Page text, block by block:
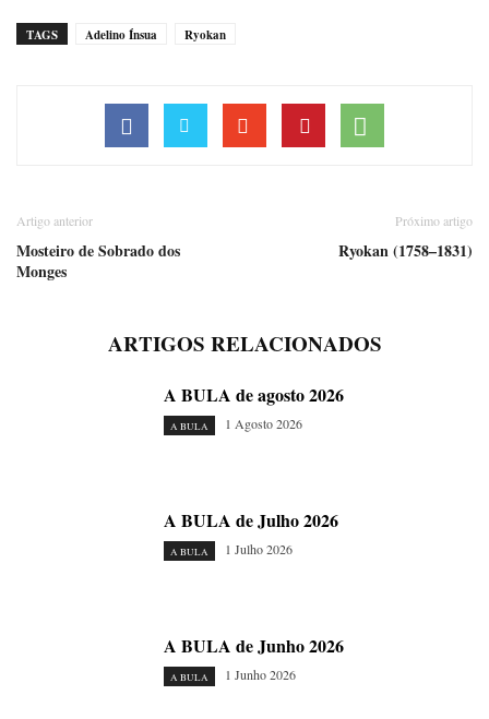
TAGS Adelino Ínsua Ryokan
Artigo anterior
Mosteiro de Sobrado dos
Monges
Próximo artigo
Ryokan (1758–1831)
ARTIGOS RELACIONADOS
A BULA de agosto 2026
A BULA 1 Agosto 2026
A BULA de Julho 2026
A BULA 1 Julho 2026
A BULA de Junho 2026
A BULA 1 Junho 2026